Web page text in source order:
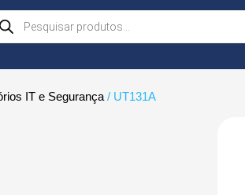
IT e Segurança / UT131A